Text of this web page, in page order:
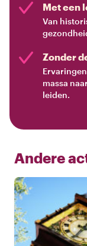
Met een
Van
Zonder
massa
leiden.
Andere